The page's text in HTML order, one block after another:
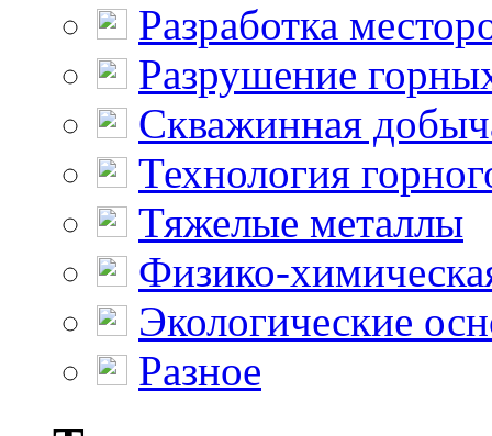
Разработка
Разрушение
Скважинная
Технология
Тяжелые металлы
Физико-
Экологические
Разное